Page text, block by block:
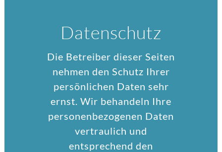
Datenschutz
Die Betreiber dieser Seiten
nehmen den Schutz Ihrer
persönlichen Daten sehr
ernst. Wir behandeln Ihre
personenbezogenen Daten
vertraulich und
entsprechend den